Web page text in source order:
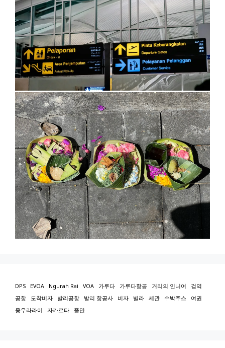
DPS EVOA Ngurah Rai VOA 가루다 가루다항공 거리의 인니어
검역
공항
도착비자 발리공항 발리 항공사 비자 빌라 세관 수박주스
여권
웅우라라이
자카르타 풀만